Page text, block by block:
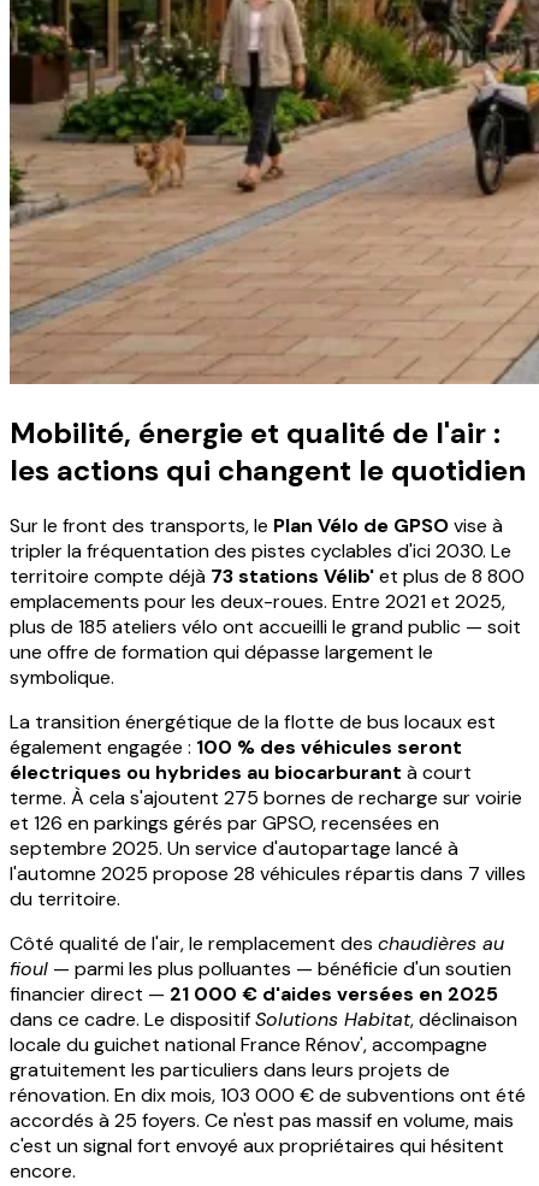
Mobilité, énergie et qualité de l'air :
les actions qui changent le quotidien
Sur le front des transports, le Plan Vélo de GPSOvise à
tripler la fréquentation des pistes cyclables d'ici 2030. Le
territoire compte déjà 73 stations Vélib'et plus de 8 800
emplacements pour les deux-roues. Entre 2021 et 2025,
plus de 185 ateliers vélo ont accueilli le grand public — soit
une offre de formation qui dépasse largement le
symbolique.
La transition énergétique de la flotte de bus locaux est
également engagée : 100 % des véhicules seront
électriques ou hybrides au biocarburant à court
terme. À cela s'ajoutent 275 bornes de recharge sur voirie
et 126 en parkings gérés par GPSO, recensées en
septembre 2025. Un service d'autopartage lancé à
l'automne 2025 propose 28 véhicules répartis dans 7 villes
du territoire.
Côté qualité de l'air, le remplacement des chaudières au
fioul — parmi les plus polluantes — bénéficie d'un soutien
financier direct — 21 000 € d'aides versées en 2025
dans ce cadre. Le dispositifSolutions Habitat, déclinaison
locale du guichet national France Rénov', accompagne
gratuitement les particuliers dans leurs projets de
rénovation. En dix mois, 103 000 € de subventions ont été
accordés à 25 foyers. Ce n'est pas massif en volume, mais
c'est un signal fort envoyé aux propriétaires qui hésitent
encore.